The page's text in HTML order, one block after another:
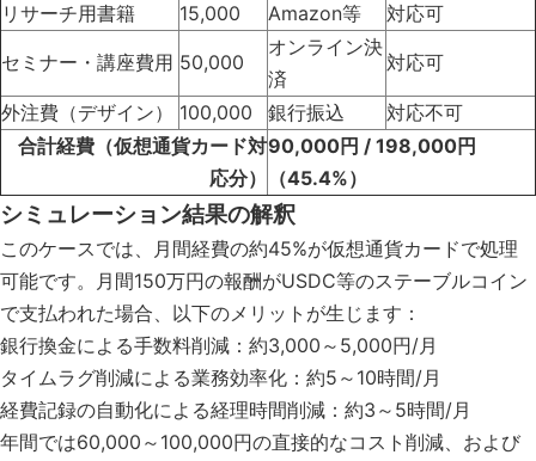
リサーチ用書籍
15,000 Amazon等 対応可
セミナー・講座費用 50,000
オンライン決
済
対応可
外注費（デザイン） 100,000 銀行振込
対応不可
合計経費（仮想通貨カード対
応分）
90,000円 / 198,000円
（45.4%）
シミュレーション結果の解釈
このケースでは、月間経費の約45%が仮想通貨カードで処理
可能です。月間150万円の報酬がUSDC等のステーブルコイン
で支払われた場合、以下のメリットが生じます：
銀行換金による手数料削減：約3,000～5,000円/月
タイムラグ削減による業務効率化：約5～10時間/月
経費記録の自動化による経理時間削減：約3～5時間/月
年間では60,000～100,000円の直接的なコスト削減、および